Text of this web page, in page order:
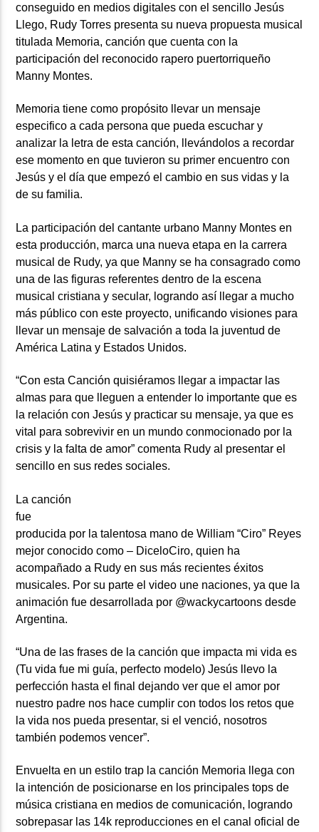
conseguido en medios digitales con el sencillo Jesús
Llego, Rudy Torres presenta su nueva propuesta musical
titulada Memoria, canción que cuenta con la
participación del reconocido rapero puertorriqueño
Manny Montes.
Memoria tiene como propósito llevar un mensaje
especifico a cada persona que pueda escuchar y
analizar la letra de esta canción, llevándolos a recordar
ese momento en que tuvieron su primer encuentro con
Jesús y el día que empezó el cambio en sus vidas y la
de su familia.
La participación del cantante urbano Manny Montes en
esta producción, marca una nueva etapa en la carrera
musical de Rudy, ya que Manny se ha consagrado como
una de las figuras referentes dentro de la escena
musical cristiana y secular, logrando así llegar a mucho
más público con este proyecto, unificando visiones para
llevar un mensaje de salvación a toda la juventud de
América Latina y Estados Unidos.
“Con esta Canción quisiéramos llegar a impactar las
almas para que lleguen a entender lo importante que es
la relación con Jesús y practicar su mensaje, ya que es
vital para sobrevivir en un mundo conmocionado por la
crisis y la falta de amor” comenta Rudy al presentar el
sencillo en sus redes sociales.
La canción
fue
producida por la talentosa mano de William “Ciro” Reyes
mejor conocido como – DiceloCiro, quien ha
acompañado a Rudy en sus más recientes éxitos
musicales. Por su parte el video une naciones, ya que la
animación fue desarrollada por @wackycartoons desde
Argentina.
“Una de las frases de la canción que impacta mi vida es
(Tu vida fue mi guía, perfecto modelo) Jesús llevo la
perfección hasta el final dejando ver que el amor por
nuestro padre nos hace cumplir con todos los retos que
la vida nos pueda presentar, si el venció, nosotros
también podemos vencer”.
Envuelta en un estilo trap la canción Memoria llega con
la intención de posicionarse en los principales tops de
música cristiana en medios de comunicación, logrando
sobrepasar las 14k reproducciones en el canal oficial de